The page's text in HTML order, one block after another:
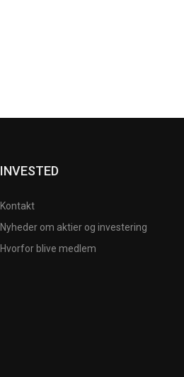
INVESTED
Kontakt
Nyheder om aktier og investering
Hvorfor blive medlem